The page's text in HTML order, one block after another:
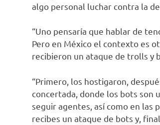
algo personal luchar contra la
“Uno pensaría que hablar de
Pero en México el contexto es
recibieron un ataque de trolls y
“Primero, los hostigaron,
concertada, donde los bots son
seguir agentes, así como en las
recibes un ataque de bots y,